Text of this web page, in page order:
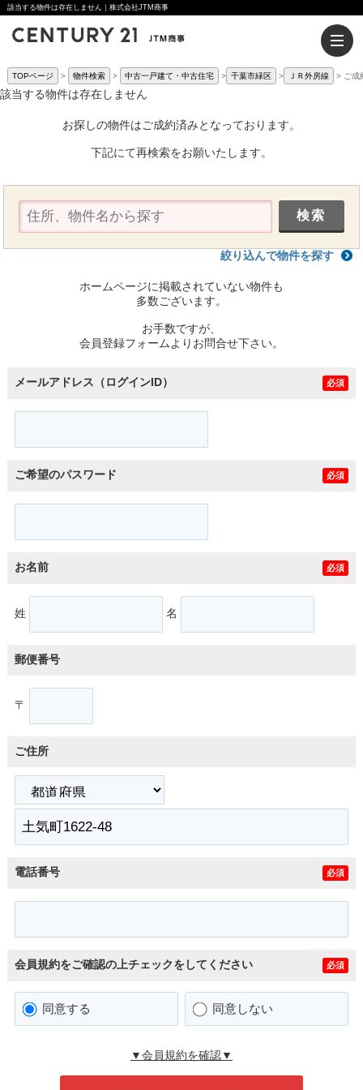
該当する物件は存在しません｜株式会社JTM商事
TOPページ 物件検索 中古一戸建て・中古住宅 千葉市緑区 ＪＲ外房線 ご成
該当する物件は存在しません
お探しの物件はご成約済みとなっております。
下記にて再検索をお願いたします。
絞り込んで物件を探す
ホームページに掲載されていない物件も
多数ございます。
お手数ですが、
会員登録フォームよりお問合せ下さい。
メールアドレス（ログインID） 必須
ご希望のパスワード 必須
お名前 必須
姓 名
郵便番号
〒
ご住所
電話番号 必須
会員規約をご確認の上チェックをしてください 必須
同意する 同意しない
▼会員規約を確認▼